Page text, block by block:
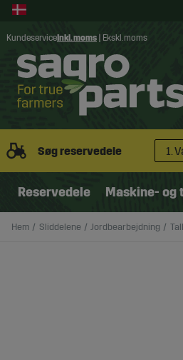
Kundeservice Inkl. moms Ekskl. moms
Søg reservedele 1.
Reservedele Maskine-
Hem Sliddelene Jordbearbejdning